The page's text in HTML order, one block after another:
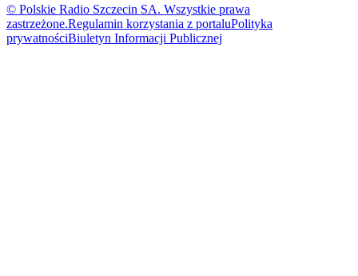
© Polskie Radio Szczecin SA. Wszystkie prawa
zastrzeżone.Regulamin korzystania z portaluPolityka
prywatnościBiuletyn Informacji Publicznej